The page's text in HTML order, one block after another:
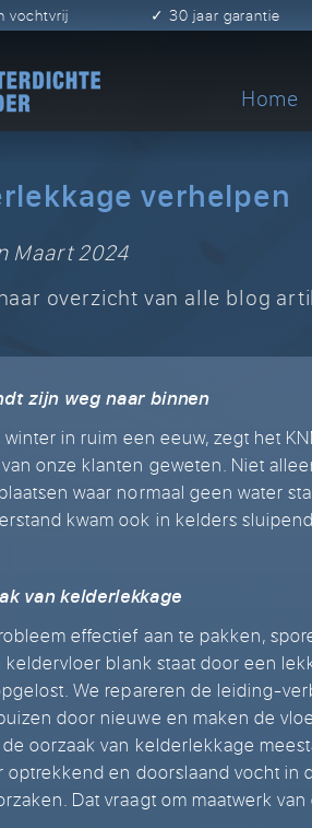
vochtvrij ✓ 30 jaar garantie
Home
verhelpen
Maart 2024
overzicht van alle blog
zijn weg naar binnen
winter in ruim een eeuw, zegt het
onze klanten geweten. Niet
waar normaal geen water
kwam ook in kelders
van kelderlekkage
effectief aan te pakken,
keldervloer blank staat door een
We repareren de leiding-
door nieuwe en maken de
de oorzaak van kelderlekkage
optrekkend en doorslaand vocht in
Dat vraagt om maatwerk